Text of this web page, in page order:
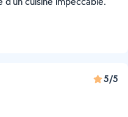
5/5